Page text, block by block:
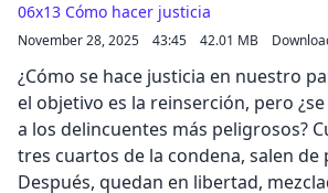
06x13 Cómo hacer justicia
November 28, 2025 43:45 42.01 MB
¿Cómo se hace justicia en nuestro
el objetivo es la reinserción, pero
a los delincuentes más peligrosos?
tres cuartos de la condena, salen de
Después, quedan en libertad,